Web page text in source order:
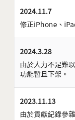
2024.11.7
修正iPhone、
2024.3.28
由於人力不足難
功能暫且下架。
2023.11.13
由於貢獻紀錄參